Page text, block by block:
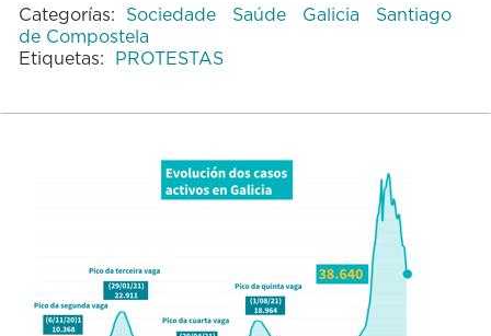
Categorías: Sociedade Saúde Galicia
Santiago
de Compostela
Etiquetas: PROTESTAS